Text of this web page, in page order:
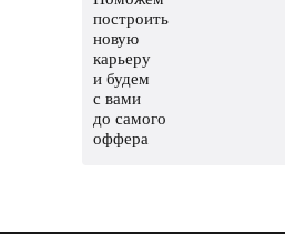
Чат с ментором, чтобы
непонятные темы и
Мероприятия и
с партнерами, чтобы
и показать свои
построить
новую
карьеру
и будем
с вами
до самого
оффера